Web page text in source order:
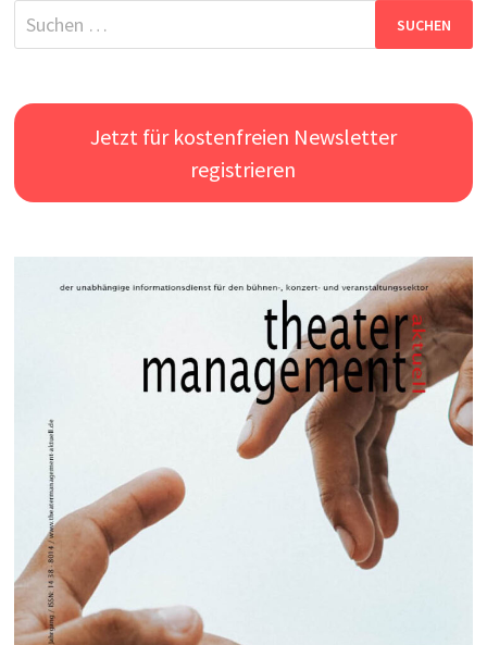
Suchen
nach:
Jetzt für kostenfreien Newsletter
registrieren